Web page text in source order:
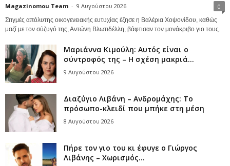
Magazinomou Team - 9 Αυγούστου 2026 0
Στιγμές απόλυτης οικογενειακής ευτυχίας έζησε η Βαλέρια Χοψονίδου, καθώς
μαζί με τον σύζυγό της, Αντώνη Βλωτιδέλλη, βάφτισαν τον μονάκριβο γιο τους.
Μαριάννα Κιμούλη: Αυτός είναι ο
σύντροφός της – Η σχέση μακριά...
9 Αυγούστου 2026
Διαζύγιο Λιβάνη – Ανδρομάχης: Το
πρόσωπο-κλειδί που μπήκε στη μέση
8 Αυγούστου 2026
Πήρε τον γιο του κι έφυγε ο Γιώργος
Λιβάνης – Χωρισμός...